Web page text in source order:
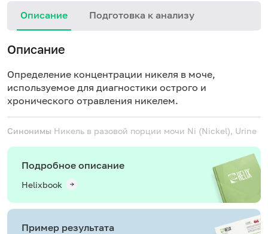
Описание Подготовка к анализу
Описание
Определение концентрации никеля в моче,
используемое для диагностики острого и
хронического отравления никелем.
Синонимы Никель в разовой порции мочи Ni (Nickel), Urine
Подробное описание
Helixbook
Пример результата